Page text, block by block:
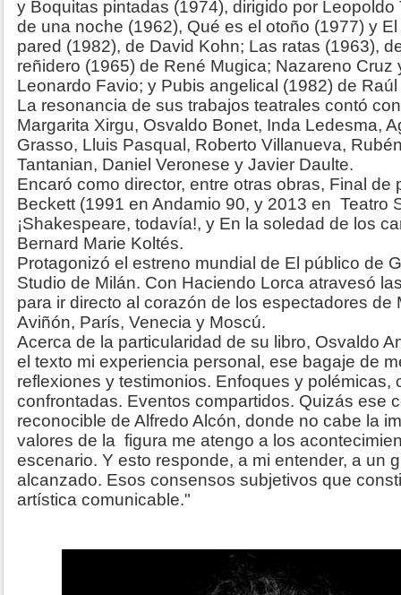
y Boquitas pintadas (1974), dirigido por Leopoldo
de una noche (1962), Qué es el otoño (1977) y
pared (1982), de David Kohn; Las ratas (1963),
reñidero (1965) de René Mugica; Nazareno Cruz
Leonardo Favio; y Pubis angelical (1982) de
La resonancia de sus trabajos teatrales contó
Margarita Xirgu, Osvaldo Bonet, Inda Ledesma,
Grasso, Lluis Pasqual, Roberto Villanueva,
Tantanian, Daniel Veronese y Javier Daulte.
Encaró como director, entre otras obras, Final
Beckett (1991 en Andamio 90, y 2013 en Teatro
¡Shakespeare, todavía!, y En la soledad de los
Bernard Marie Koltés.
Protagonizó el estreno mundial de El público de
Studio de Milán. Con Haciendo Lorca atravesó
para ir directo al corazón de los espectadores de
Aviñón, París, Venecia y Moscú.
Acerca de la particularidad de su libro, Osvaldo
el texto mi experiencia personal, ese bagaje de
reflexiones y testimonios. Enfoques y polémicas,
confrontadas. Eventos compartidos. Quizás ese
reconocible de Alfredo Alcón, donde no cabe la
valores de la figura me atengo a los
escenario. Y esto responde, a mi entender, a un
alcanzado. Esos consensos subjetivos que
artística comunicable."